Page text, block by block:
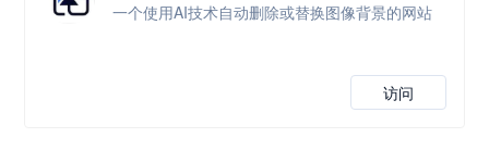
一个使用AI技术自动删除或替换图像背景的网站
访问